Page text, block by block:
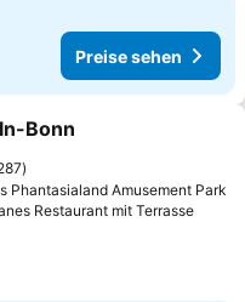
Preise sehen
hinzufügen
Bonn
Phantasialand Amusement Park
Restaurant mit Terrasse